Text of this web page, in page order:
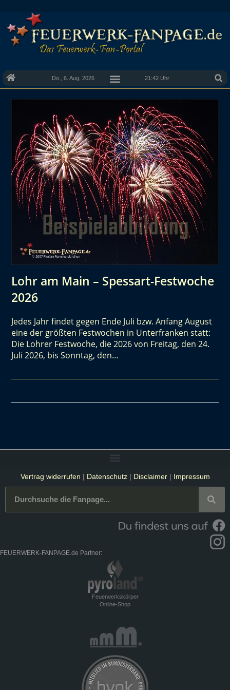
Do., 6. Aug. 2026 21:42 Uhr
Lohr am Main – Spessart-Festwoche
2026
Jedes Jahr findet gegen Ende Juli bzw. Anfang August
eine der größten Festwochen in Unterfranken statt:
Die Lohrer Festwoche, die 2026 von Freitag, den 24.
Juli 2026, bis Sonntag, den…
Vertrag widerrufen | Datenschutz| Disclaimer| Impressum
FEUERWERK-FANPAGE.de Partner:
Feuerwerkskörper
Online-Shop